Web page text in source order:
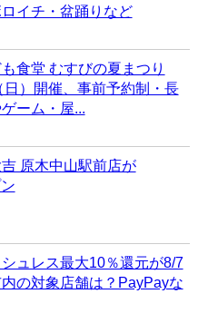
イチ・盆踊りなど
食堂 むすびの夏まつり
日）開催、事前予約制・長
ーム・屋...
吉 原木中山駅前店が
シュレス最大10％還元が8/7
の対象店舗は？PayPayな